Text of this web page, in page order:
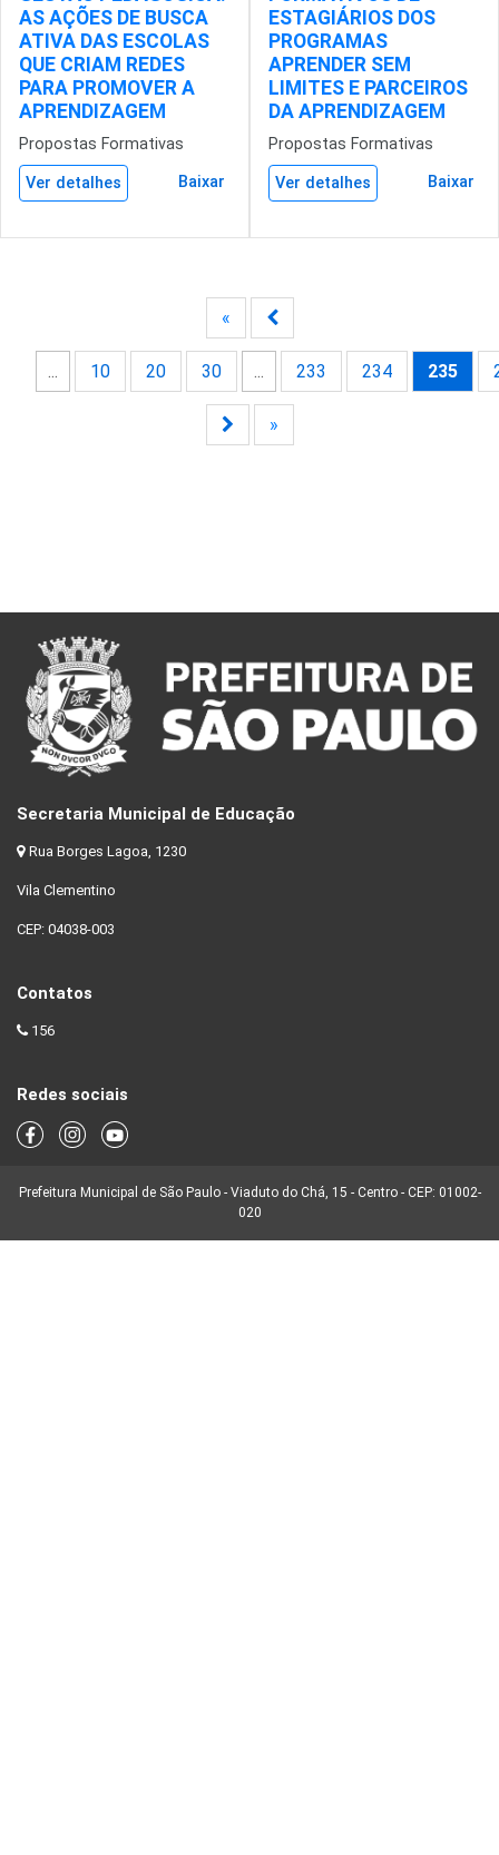
AS AÇÕES DE BUSCA
ATIVA DAS ESCOLAS
QUE CRIAM REDES
PARA PROMOVER A
APRENDIZAGEM
Propostas Formativas
Ver detalhes Baixar
ESTAGIÁRIOS DOS
PROGRAMAS
APRENDER SEM
LIMITES E PARCEIROS
DA APRENDIZAGEM
Propostas Formativas
Ver detalhes Baixar
«
... 10 20 30 ... 233 234 235
»
Secretaria Municipal de Educação
Rua Borges Lagoa, 1230
Vila Clementino
CEP: 04038-003
Contatos
156
Redes sociais
Prefeitura Municipal de São Paulo - Viaduto do Chá, 15 - Centro - CEP: 01002-
020